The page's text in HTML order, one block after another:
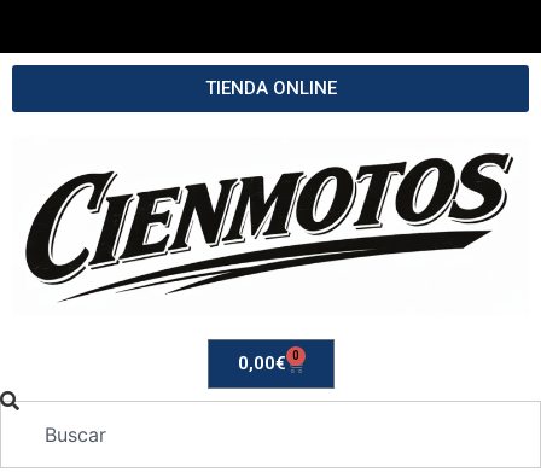
TIENDA ONLINE
0,00€ 0